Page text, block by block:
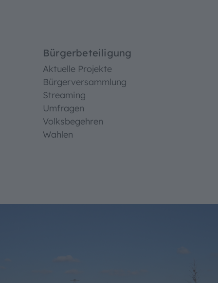
Bürgerbeteiligung
Aktuelle Projekte
Bürgerversammlung
Streaming
Umfragen
Volksbegehren
Wahlen